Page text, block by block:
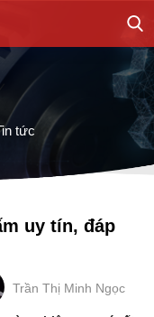
tức
uy tín, đáp
Trần Thị Minh Ngọc